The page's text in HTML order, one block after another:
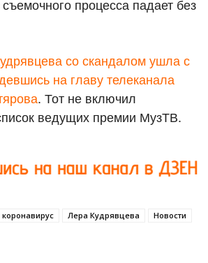
процесса падает без
со скандалом ушла с
на главу телеканала
. Тот не включил
ведущих премии МузТВ.
коронавирус Лера Кудрявцева
Новости